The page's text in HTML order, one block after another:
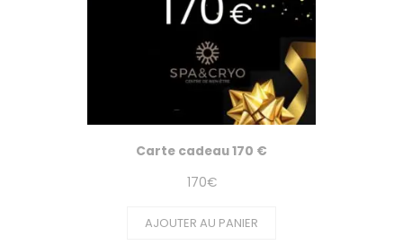
Carte cadeau 170 €
170€
AJOUTER AU PANIER